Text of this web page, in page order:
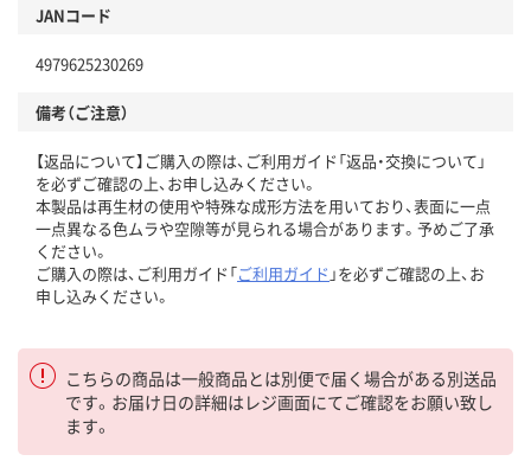
JANコード
4979625230269
備考（ご注意）
【返品について】ご購入の際は、ご利用ガイド「返品・交換について」
を必ずご確認の上、お申し込みください。
本製品は再生材の使用や特殊な成形方法を用いており、表面に一点
一点異なる色ムラや空隙等が見られる場合があります。予めご了承
ください。
ご購入の際は、ご利用ガイド「ご利用ガイド 」を必ずご確認の上、お
申し込みください。
こちらの商品は一般商品とは別便で届く場合がある別送品
です。お届け日の詳細はレジ画面にてご確認をお願い致し
ます。